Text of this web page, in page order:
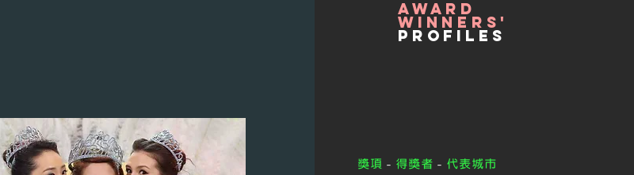
award
winners'
profiles
獎項 - 得獎者- 代表城市